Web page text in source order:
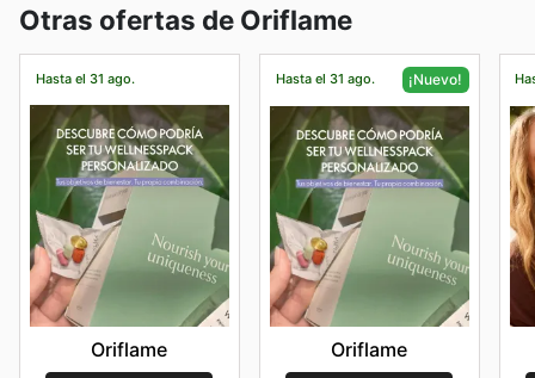
Otras ofertas de Oriflame
Hasta el 31 ago.
Oriflame
Hasta el 31 ago. ¡Nuevo!
Oriflame